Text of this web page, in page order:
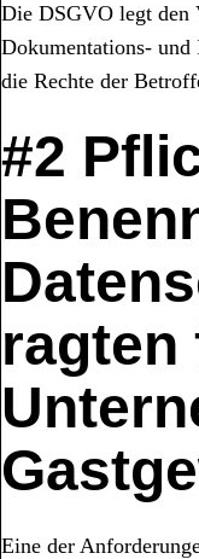
Die DSGVO legt den
Dokumentations-
die Rechte der
#2
ragten
Eine der